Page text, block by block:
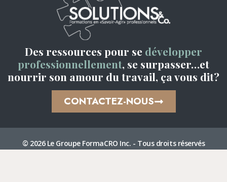
Des ressources pour se développer
professionnellement, se surpasser…et
nourrir son amour du travail, ça vous dit?
CONTACTEZ-NOUS
© 2026 Le Groupe FormaCRO Inc. - Tous droits réservés